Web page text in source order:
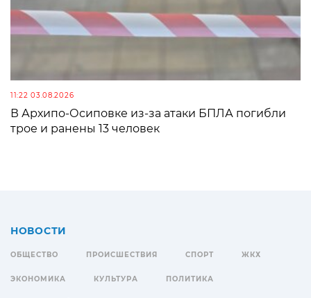
11:22 03.08.2026
В Архипо-Осиповке из-за атаки БПЛА погибли
трое и ранены 13 человек
НОВОСТИ
ОБЩЕСТВО ПРОИСШЕСТВИЯ СПОРТ ЖКХ
ЭКОНОМИКА КУЛЬТУРА ПОЛИТИКА